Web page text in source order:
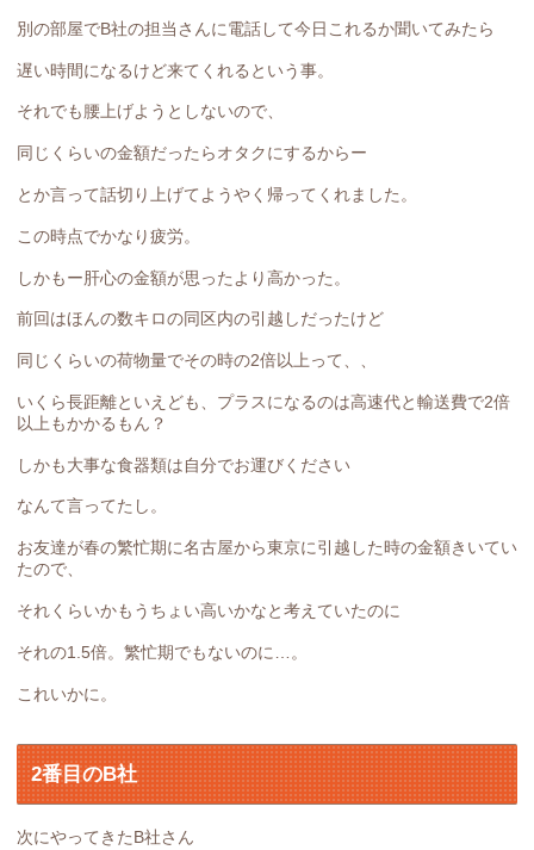
別の部屋でB社の担当さんに電話して今日これるか聞いてみたら
遅い時間になるけど来てくれるという事。
それでも腰上げようとしないので、
同じくらいの金額だったらオタクにするからー
とか言って話切り上げてようやく帰ってくれました。
この時点でかなり疲労。
しかもー肝心の金額が思ったより高かった。
前回はほんの数キロの同区内の引越しだったけど
同じくらいの荷物量でその時の2倍以上って、、
いくら長距離といえども、プラスになるのは高速代と輸送費で2倍
以上もかかるもん？
しかも大事な食器類は自分でお運びください
なんて言ってたし。
お友達が春の繁忙期に名古屋から東京に引越した時の金額きいてい
たので、
それくらいかもうちょい高いかなと考えていたのに
それの1.5倍。繁忙期でもないのに…。
これいかに。
2番目のB社
次にやってきたB社さん